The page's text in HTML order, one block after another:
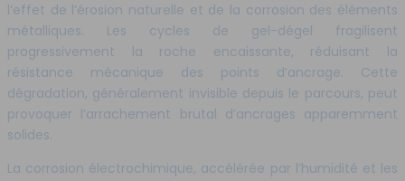
l’effet de l’érosion naturelle et de la corrosion des éléments
métalliques. Les cycles de gel-dégel fragilisent
progressivement la roche encaissante, réduisant la
résistance mécanique des points d’ancrage. Cette
dégradation, généralement invisible depuis le parcours, peut
provoquer l’arrachement brutal d’ancrages apparemment
solides.
La corrosion électrochimique, accélérée par l’humidité et les